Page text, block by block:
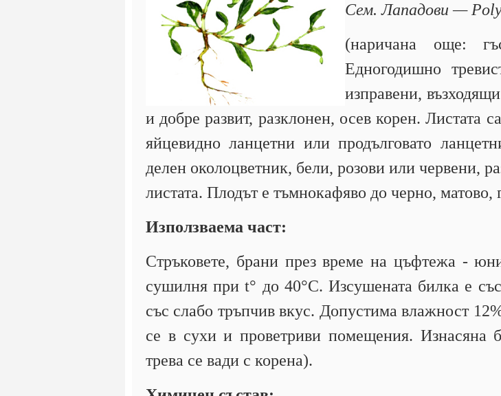
Сем. Лападови —
(наричана още:
Едногодишно
изправени,
и добре развит, разклонен, осев корен. Листата
яйцевидно ланцетни или продълговато
делен околоцветник, бели, розови или червени,
листата. Плодът е тъмнокафяво до черно, матово,
Използваема част:
Стръковете, брани през време на цъфтежа -
сушилня при t° до 40°С. Изсушената билка е
със слабо тръпчив вкус. Допустима влажност
се в сухи и проветриви помещения. Изнасяна
трева се вади с корена).